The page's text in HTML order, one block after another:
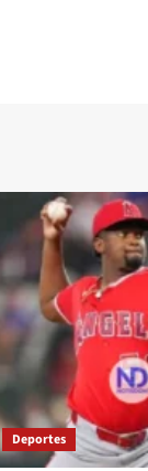
Deportes